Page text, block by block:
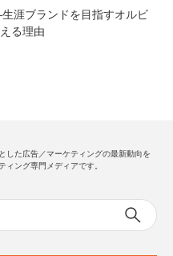
涯ブランドを目指すオルビ
る理由
した広告／マーケティングの最新動向を
ィング専門メディアです。